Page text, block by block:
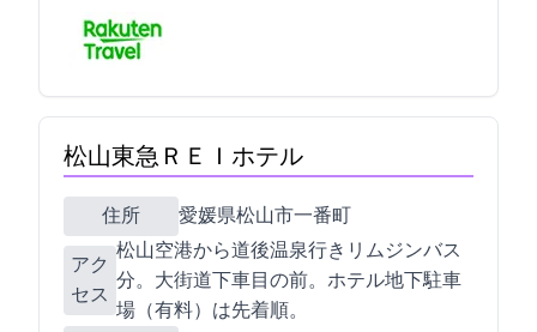
松山東急ＲＥＩホテル
住所 愛媛県松山市一番町3-3-1
アク
セス
松山空港から道後温泉行きリムジンバス30
分。大街道下車目の前。ホテル地下駐車
場（有料）は先着順。